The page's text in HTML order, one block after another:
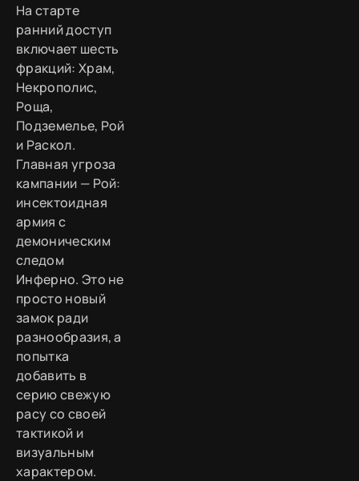
На старте
ранний доступ
включает шесть
фракций: Храм,
Некрополис,
Роща,
Подземелье, Рой
и Раскол.
Главная угроза
кампании — Рой:
инсектоидная
армия с
демоническим
следом
Инферно. Это не
просто новый
замок ради
разнообразия, а
попытка
добавить в
серию свежую
расу со своей
тактикой и
визуальным
характером.